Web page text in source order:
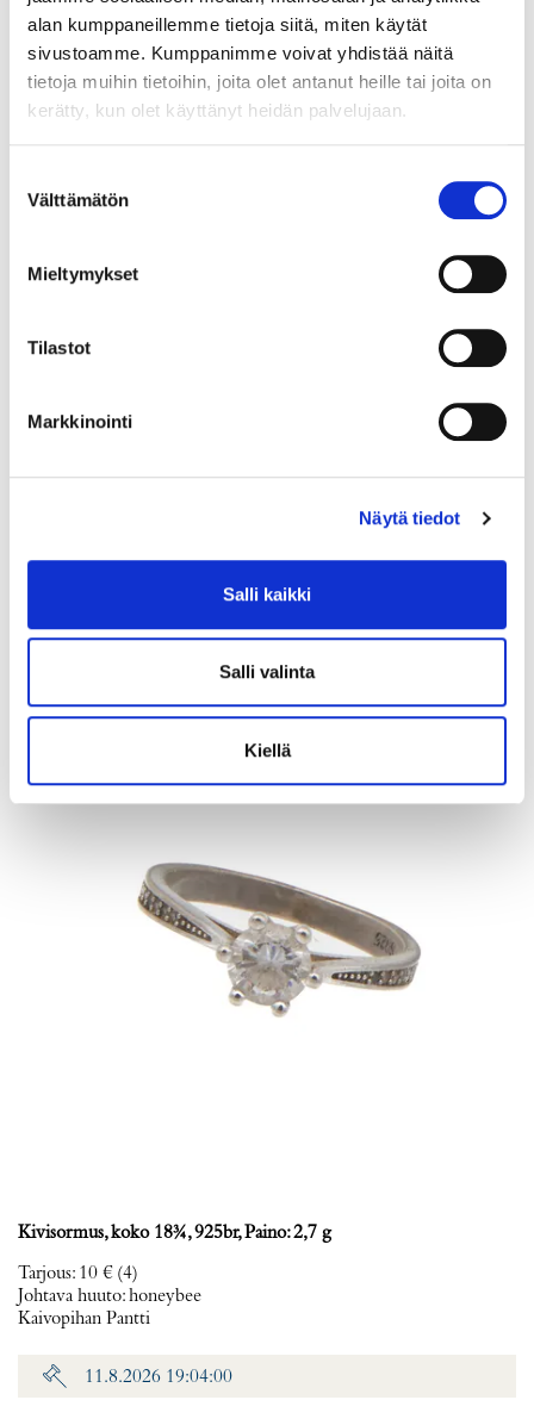
alan kumppaneillemme tietoja siitä, miten käytät
sivustoamme. Kumppanimme voivat yhdistää näitä
tietoja muihin tietoihin, joita olet antanut heille tai joita on
kerätty, kun olet käyttänyt heidän palvelujaan.
valinta
Välttämätön
Mieltymykset
Tilastot
Markkinointi
Näytä tiedot
Salli kaikki
Salli valinta
Kiellä
11.8.2026 19:32:00
Kaivopihan Pantti
Kivisormus, koko 18¾, 925br, Paino: 2,7 g
Tarjous: 10 € (4)
Johtava huuto:honeybee
Kaivopihan Pantti
11.8.2026 19:04:00